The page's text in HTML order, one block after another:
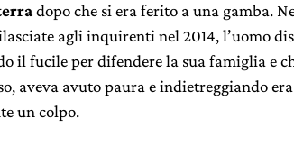
dopo che si era ferito a una gamba.
agli inquirenti nel 2014, l’uomo
il fucile per difendere la sua famiglia e
aveva avuto paura e indietreggiando
un colpo.